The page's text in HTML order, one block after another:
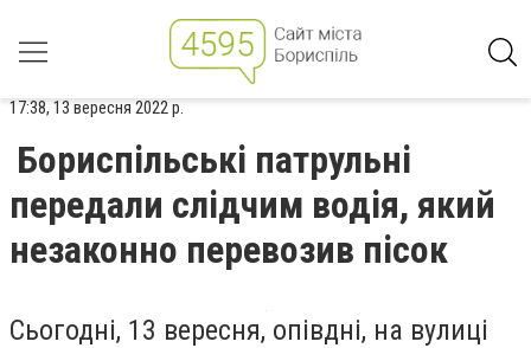
17:38, 13 вересня 2022 р.
Бориспільські патрульні
передали слідчим водія, який
незаконно перевозив пісок
Сьогодні, 13 вересня, опівдні, на вулиці